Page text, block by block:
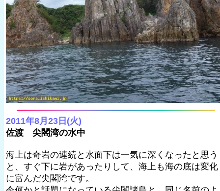
2011年8月23日(火)
佐渡 尖閣湾の水中
海上は奇岩の連続と水面下は一気に深くなったと思う
と、すぐ下に岩があったりして、海上も海の底は変化
に富んだ尖閣湾です。